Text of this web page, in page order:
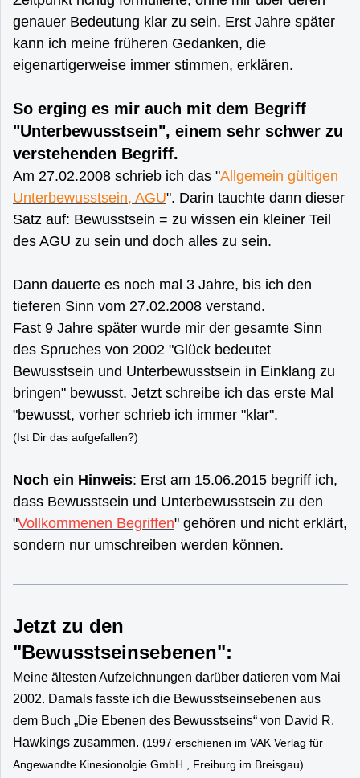
genauer Bedeutung klar zu sein. Erst Jahre später
kann ich meine früheren Gedanken, die
eigenartigerweise immer stimmen, erklären.
So erging es mir auch mit dem Begriff
"Unterbewusstsein", einem sehr schwer zu
verstehenden Begriff.
Am 27.02.2008 schrieb ich das "Allgemein gültigen
Unterbewusstsein, AGU". Darin tauchte dann dieser
Satz auf: Bewusstsein = zu wissen ein kleiner Teil
des AGU zu sein und doch alles zu sein.
Dann dauerte es noch mal 3 Jahre, bis ich den
tieferen Sinn vom 27.02.2008 verstand.
Fast 9 Jahre später wurde mir der gesamte Sinn
des Spruches von 2002 "Glück bedeutet
Bewusstsein und Unterbewusstsein in Einklang zu
bringen" bewusst. Jetzt schreibe ich das erste Mal
"bewusst, vorher schrieb ich immer "klar".
(Ist Dir das aufgefallen?)
Noch ein Hinweis: Erst am 15.06.2015 begriff ich,
dass Bewusstsein und Unterbewusstsein zu den
"Vollkommenen Begriffen" gehören und nicht erklärt,
sondern nur umschreiben werden können.
Jetzt zu den
"Bewusstseinsebenen":
Meine ältesten Aufzeichnungen darüber datieren vom Mai
2002. Damals fasste ich die Bewusstseinsebenen aus
dem Buch „Die Ebenen des Bewusstseins“ von David R.
Hawkings zusammen. (1997 erschienen im VAK Verlag für
Angewandte Kinesionolgie GmbH , Freiburg im Breisgau)